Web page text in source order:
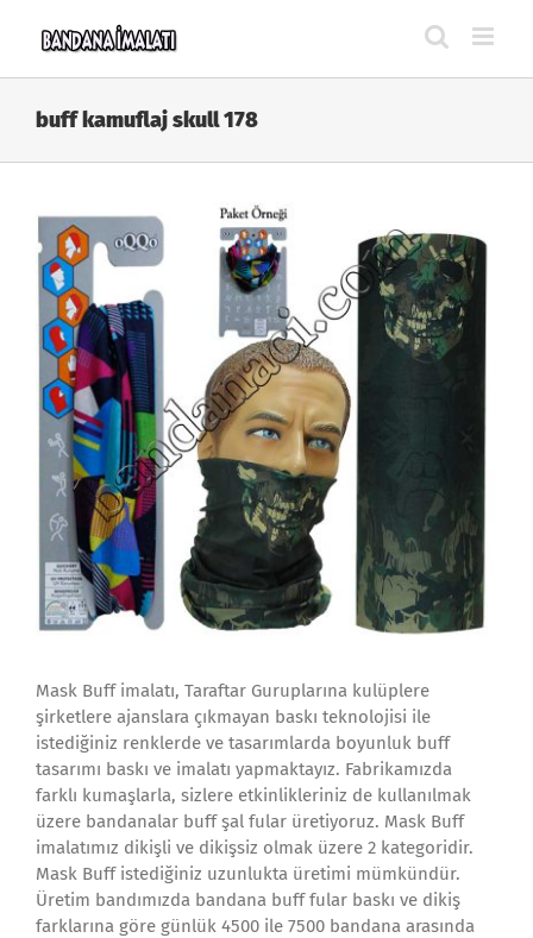
buff kamuflaj skull 178
Mask Buff imalatı, Taraftar Guruplarına kulüplere
şirketlere ajanslara çıkmayan baskı teknolojisi ile
istediğiniz renklerde ve tasarımlarda boyunluk buff
tasarımı baskı ve imalatı yapmaktayız. Fabrikamızda
farklı kumaşlarla, sizlere etkinlikleriniz de kullanılmak
üzere bandanalar buff şal fular üretiyoruz. Mask Buff
imalatımız dikişli ve dikişsiz olmak üzere 2 kategoridir.
Mask Buff istediğiniz uzunlukta üretimi mümkündür.
Üretim bandımızda bandana buff fular baskı ve dikiş
farklarına göre günlük 4500 ile 7500 bandana arasında